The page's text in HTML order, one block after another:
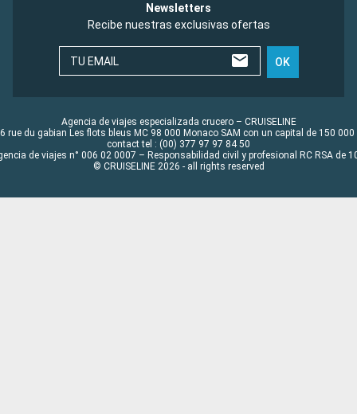
Newsletters
Recibe nuestras exclusivas ofertas
TU EMAIL OK
Agencia de viajes especializada crucero – CRUISELINE
rue du gabian Les flots bleus MC 98 000 Monaco SAM con un capital de 150 000
contact tel : (00) 377 97 97 84 50
de viajes n° 006 02 0007 – Responsabilidad civil y profesional RC RSA de
© CRUISELINE 2026 - all rights reserved